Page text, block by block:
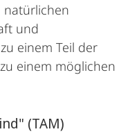
natürlichen
und
einem Teil der
einem möglichen
(TAM)